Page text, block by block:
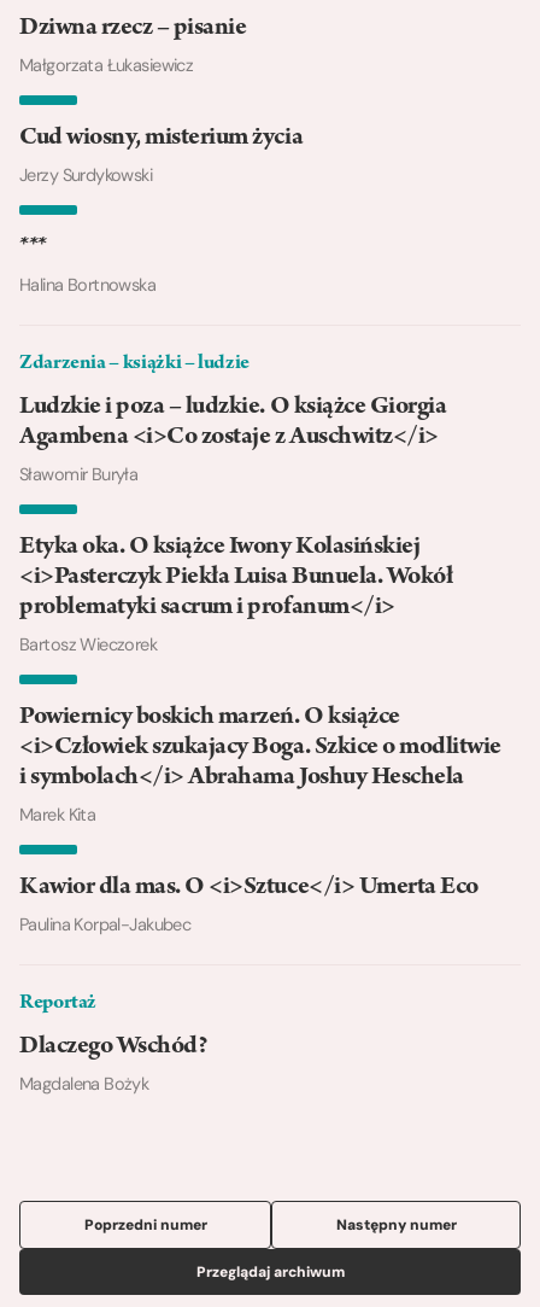
Dziwna rzecz – pisanie
Małgorzata Łukasiewicz
Cud wiosny, misterium życia
Jerzy Surdykowski
***
Halina Bortnowska
Zdarzenia – książki – ludzie
Ludzkie i poza – ludzkie. O książce Giorgia
Agambena <i>Co zostaje z Auschwitz</i>
Sławomir Buryła
Etyka oka. O książce Iwony Kolasińskiej
<i>Pasterczyk Piekła Luisa Bunuela. Wokół
problematyki sacrum i profanum</i>
Bartosz Wieczorek
Powiernicy boskich marzeń. O książce
<i>Człowiek szukajacy Boga. Szkice o modlitwie
i symbolach</i> Abrahama Joshuy Heschela
Marek Kita
Kawior dla mas. O <i>Sztuce</i> Umerta Eco
Paulina Korpal-Jakubec
Reportaż
Dlaczego Wschód?
Magdalena Bożyk
Poprzedni numer
Przeglądaj archiwum
Następny numer